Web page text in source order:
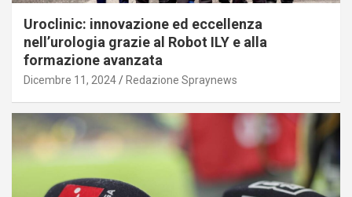
Uroclinic: innovazione ed eccellenza
nell’urologia grazie al Robot ILY e alla
formazione avanzata
Dicembre 11, 2024 Redazione Spraynews